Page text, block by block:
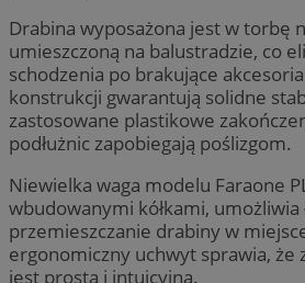
Drabina wyposażona jest w torbę
umieszczoną na balustradzie, co
schodzenia po brakujące
konstrukcji gwarantują solidne
zastosowane plastikowe
podłużnic zapobiegają poślizgom.
Niewielka waga modelu Faraone
wbudowanymi kółkami, umożliwia
przemieszczanie drabiny w
ergonomiczny uchwyt sprawia, że
jest prosta i intuicyjna.